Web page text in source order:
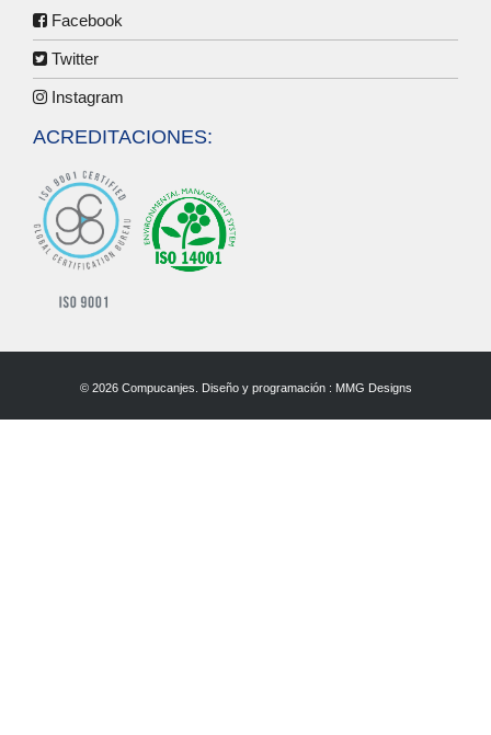
Facebook
Twitter
Instagram
ACREDITACIONES:
© 2026 Compucanjes. Diseño y programación : MMG Designs